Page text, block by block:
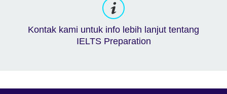
Kontak kami untuk info lebih lanjut tentang
IELTS Preparation